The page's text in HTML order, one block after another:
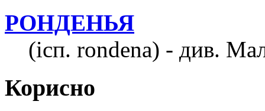
РОНДЕНЬЯ
(ісп. rondena) - див.
Корисно